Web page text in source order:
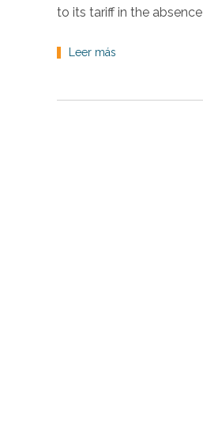
to its tariff in the
Leer más